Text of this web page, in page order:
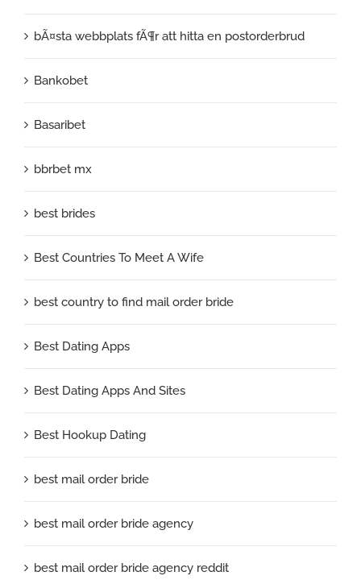
bÃ¤sta webbplats fÃ¶r att hitta en postorderbrud
Bankobet
Basaribet
bbrbet mx
best brides
Best Countries To Meet A Wife
best country to find mail order bride
Best Dating Apps
Best Dating Apps And Sites
Best Hookup Dating
best mail order bride
best mail order bride agency
best mail order bride agency reddit